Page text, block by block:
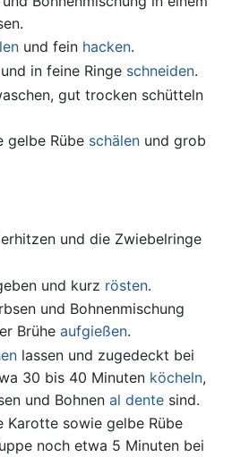
und fein hacken.
in feine Ringe schneiden.
gut trocken schütteln
gelbe Rübe schälenund grob
und die Zwiebelringe
und kurz rösten.
und Bohnenmischung
Brühe aufgießen.
lassen und zugedeckt bei
30 bis 40 Minuten köcheln,
und Bohnen al dentesind.
Karotte sowie gelbe Rübe
noch etwa 5 Minuten bei